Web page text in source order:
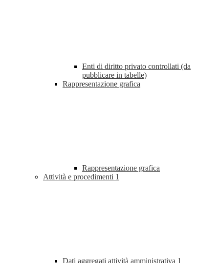
Enti di diritto privato controllati (da
pubblicare in tabelle)
Rappresentazione grafica
Rappresentazione grafica
Attività e procedimenti 1
Dati aggregati attività amministrativa 1